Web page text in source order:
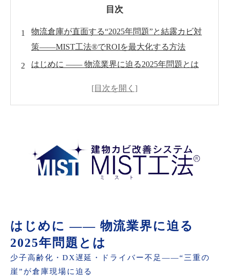
目次
物流倉庫が直面する“2025年問題”と結露カビ対
策――MIST工法®でROIを最大化する方法
はじめに ―― 物流業界に迫る2025年問題とは
成功事例紹介 ―― 導入企業の声と具体的効果
2025年問題を乗り越える実行プラン
はじめに ―― 物流業界に迫る
2025年問題とは
少子高齢化・DX遅延・ドライバー不足――“三重の
崖”が倉庫現場に迫る